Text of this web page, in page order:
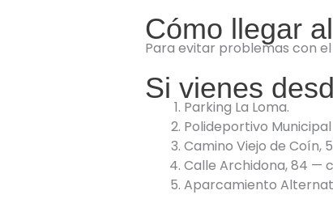
Cómo llegar
Para evitar problemas con
Si vienes
Parking La Loma.
Polideportivo Municipal
Camino Viejo de Coín,
Calle Archidona, 84 —
Aparcamiento